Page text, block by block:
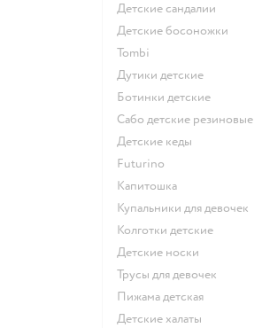
Детские сандалии
Детские босоножки
Tombi
Дутики детские
Ботинки детские
Сабо детские резиновые
Детские кеды
Futurino
Капитошка
Купальники для девочек
Колготки детские
Детские носки
Трусы для девочек
Пижама детская
Детские халаты